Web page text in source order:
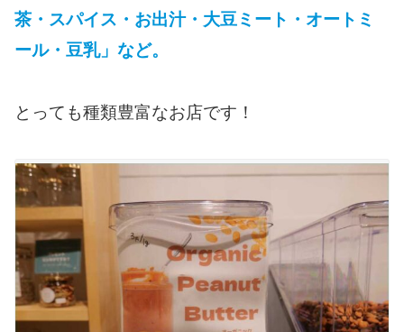
茶・スパイス・お出汁・大豆ミート・オートミ
ール・豆乳」など。
とっても種類豊富なお店です！